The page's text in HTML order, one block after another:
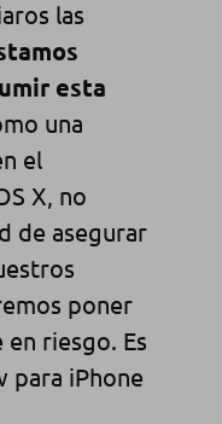
las
esta
una
el
X, no
de asegurar
poner
riesgo. Es
para iPhone